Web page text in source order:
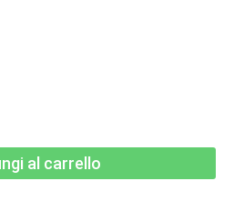
al carrello